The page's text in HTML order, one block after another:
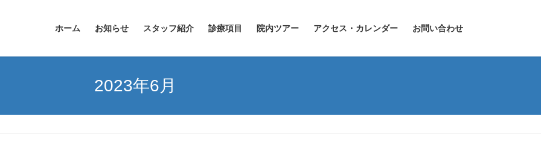
ホーム お知らせ スタッフ紹介 診療項目 院内ツアー アクセス・カレンダー お問い合わせ
2023年6月